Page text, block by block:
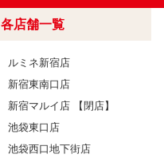
各店舗一覧
ルミネ新宿店
新宿東南口店
新宿マルイ店 【閉店】
池袋東口店
池袋西口地下街店